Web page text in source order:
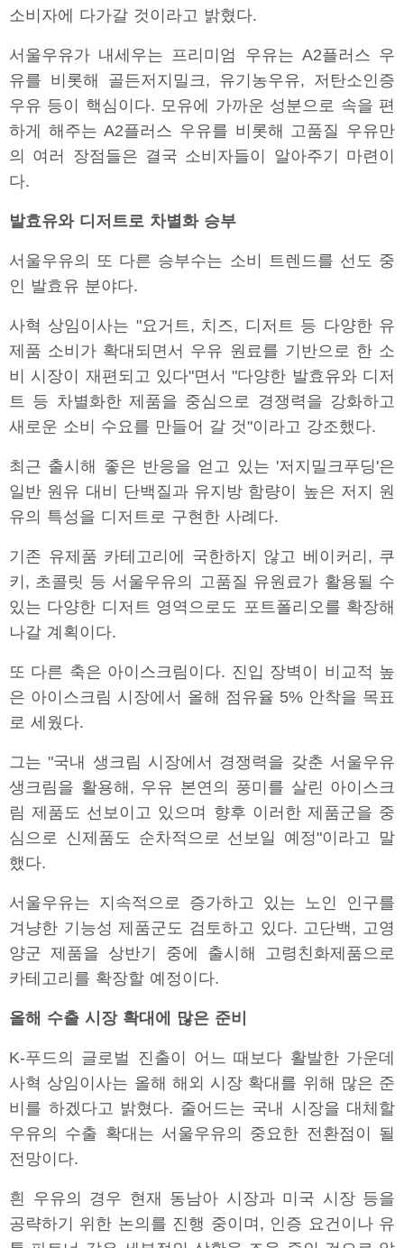
소비자에 다가갈 것이라고 밝혔다.
서울우유가 내세우는 프리미엄 우유는 A2플러스 우
유를 비롯해 골든저지밀크, 유기농우유, 저탄소인증
우유 등이 핵심이다. 모유에 가까운 성분으로 속을 편
하게 해주는 A2플러스 우유를 비롯해 고품질 우유만
의 여러 장점들은 결국 소비자들이 알아주기 마련이
다.
발효유와 디저트로 차별화 승부
서울우유의 또 다른 승부수는 소비 트렌드를 선도 중
인 발효유 분야다.
사혁 상임이사는 "요거트, 치즈, 디저트 등 다양한 유
제품 소비가 확대되면서 우유 원료를 기반으로 한 소
비 시장이 재편되고 있다"면서 "다양한 발효유와 디저
트 등 차별화한 제품을 중심으로 경쟁력을 강화하고
새로운 소비 수요를 만들어 갈 것"이라고 강조했다.
최근 출시해 좋은 반응을 얻고 있는 '저지밀크푸딩'은
일반 원유 대비 단백질과 유지방 함량이 높은 저지 원
유의 특성을 디저트로 구현한 사례다.
기존 유제품 카테고리에 국한하지 않고 베이커리, 쿠
키, 초콜릿 등 서울우유의 고품질 유원료가 활용될 수
있는 다양한 디저트 영역으로도 포트폴리오를 확장해
나갈 계획이다.
또 다른 축은 아이스크림이다. 진입 장벽이 비교적 높
은 아이스크림 시장에서 올해 점유율 5% 안착을 목표
로 세웠다.
그는 "국내 생크림 시장에서 경쟁력을 갖춘 서울우유
생크림을 활용해, 우유 본연의 풍미를 살린 아이스크
림 제품도 선보이고 있으며 향후 이러한 제품군을 중
심으로 신제품도 순차적으로 선보일 예정"이라고 말
했다.
서울우유는 지속적으로 증가하고 있는 노인 인구를
겨냥한 기능성 제품군도 검토하고 있다. 고단백, 고영
양군 제품을 상반기 중에 출시해 고령친화제품으로
카테고리를 확장할 예정이다.
올해 수출 시장 확대에 많은 준비
K-푸드의 글로벌 진출이 어느 때보다 활발한 가운데
사혁 상임이사는 올해 해외 시장 확대를 위해 많은 준
비를 하겠다고 밝혔다. 줄어드는 국내 시장을 대체할
우유의 수출 확대는 서울우유의 중요한 전환점이 될
전망이다.
흰 우유의 경우 현재 동남아 시장과 미국 시장 등을
공략하기 위한 논의를 진행 중이며, 인증 요건이나 유